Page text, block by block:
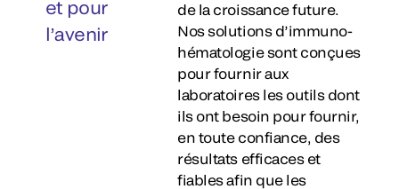
et pour
l’avenir
de la croissance future.
Nos solutions d’immuno-
hématologie sont conçues
pour fournir aux
laboratoires les outils dont
ils ont besoin pour fournir,
en toute confiance, des
résultats efficaces et
fiables afin que les